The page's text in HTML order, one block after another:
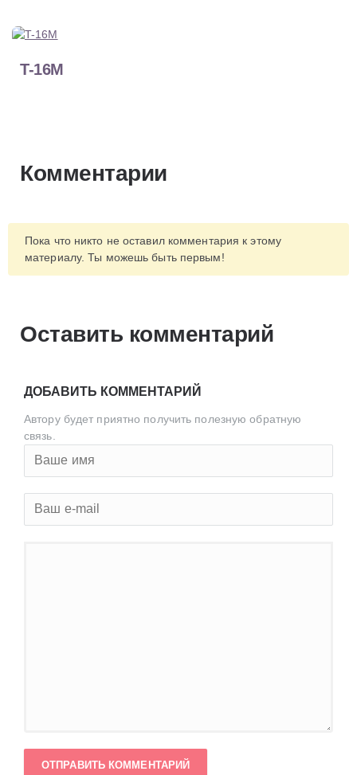
T-16M
Комментарии
Пока что никто не оставил комментария к этому
материалу. Ты можешь быть первым!
Оставить комментарий
ДОБАВИТЬ КОММЕНТАРИЙ
Автору будет приятно получить полезную обратную
связь.
ОТПРАВИТЬ КОММЕНТАРИЙ